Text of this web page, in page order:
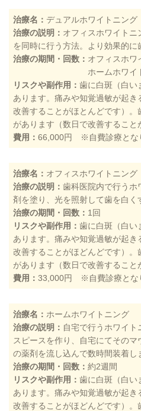
治療名： デュアルホワイトニング
治療の説明： オフィスホワイトニ
を同時に行う方法。より効果的に
治療の期間・回数： オフィスホ
ホームホワイトニ
リスクや副作用： 歯に白斑（白い
あります。痛みや知覚過敏が起
改善することがほとんどです）
があります（数日で改善すること
費用： 66,000円 ※自費診療とな
治療名： オフィスホワイトニング
治療の説明： 歯科医院内で行うホ
剤を塗り、光を照射して歯を白く
治療の期間・回数： 1回
リスクや副作用： 歯に白斑（白い
あります。痛みや知覚過敏が起
改善することがほどんどです）
があります（数日で改善すること
費用： 33,000円 ※自費診療とな
治療名： ホームホワイトニング
治療の説明： 自宅で行うホワイト
スピースを作り、自宅にてその
の薬剤を流し込んで数時間装着し
治療の期間・回数： 約2週間
リスクや副作用： 歯に白斑（白い
あります。痛みや知覚過敏が起
改善することがほどんどです）